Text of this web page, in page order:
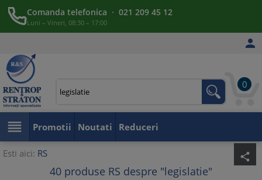
Comanda telefonica · 021 209 45 12
Luni – Vineri, 08:30 – 17:00

0
 Promotii Noutati Reduceri
Esti aici: RS share
40 produse RS despre "legislatie"